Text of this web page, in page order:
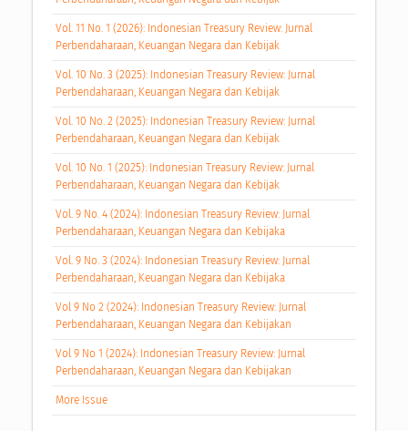
Vol. 11 No. 1 (2026): Indonesian Treasury Review: Jurnal
Perbendaharaan, Keuangan Negara dan Kebijak
Vol. 10 No. 3 (2025): Indonesian Treasury Review: Jurnal
Perbendaharaan, Keuangan Negara dan Kebijak
Vol. 10 No. 2 (2025): Indonesian Treasury Review: Jurnal
Perbendaharaan, Keuangan Negara dan Kebijak
Vol. 10 No. 1 (2025): Indonesian Treasury Review: Jurnal
Perbendaharaan, Keuangan Negara dan Kebijak
Vol. 9 No. 4 (2024): Indonesian Treasury Review: Jurnal
Perbendaharaan, Keuangan Negara dan Kebijaka
Vol. 9 No. 3 (2024): Indonesian Treasury Review: Jurnal
Perbendaharaan, Keuangan Negara dan Kebijaka
Vol 9 No 2 (2024): Indonesian Treasury Review: Jurnal
Perbendaharaan, Keuangan Negara dan Kebijakan
Vol 9 No 1 (2024): Indonesian Treasury Review: Jurnal
Perbendaharaan, Keuangan Negara dan Kebijakan
More Issue